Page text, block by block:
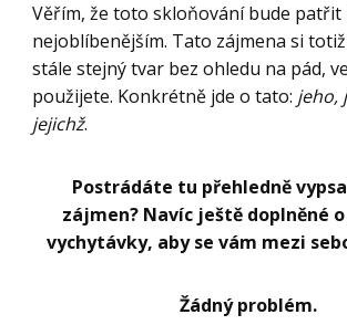
Věřím, že toto skloňování bude patřit
nejoblíbenějším. Tato zájmena si
stále stejný tvar bez ohledu na pád,
použijete. Konkrétně jde o tato: jeho,
jejichž.
Postrádáte tu přehledně
zájmen? Navíc ještě doplněné
vychytávky, aby se vám mezi
Žádný problém.